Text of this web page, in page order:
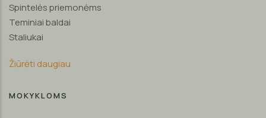
Spintelės priemonėms
Teminiai baldai
Staliukai
Žiūrėti daugiau
MOKYKLOMS